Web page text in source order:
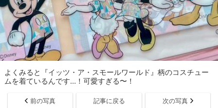
よくみると『イッツ・ア・スモールワールド』柄のコスチュー
ムを着ているんです…！可愛すぎる〜！
前の写真 記事に戻る 次の写真